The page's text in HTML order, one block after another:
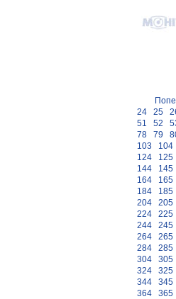
24
25
51
52
78
79
103
104
124
125
144
145
164
165
184
185
204
205
224
225
244
245
264
265
284
285
304
305
324
325
344
345
364
365